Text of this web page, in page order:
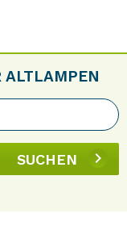
ALTLAMPEN
SUCHEN